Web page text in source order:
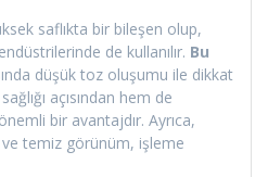
saflıkta bir bileşen olup,
de kullanılır. Bu
düşük toz oluşumu ile dikkat
açısından hem de
bir avantajdır. Ayrıca,
ve temiz görünüm, işleme